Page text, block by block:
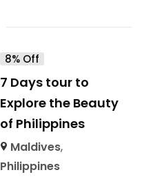
8% Off
7 Days tour to
Explore the Beauty
of Philippines
Maldives,
Philippines